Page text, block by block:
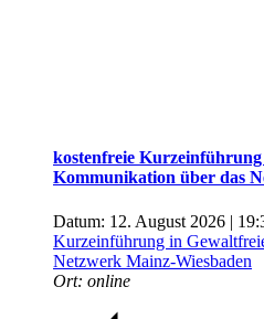
kostenfreie
Kommunikation über das
Datum: 12. August 2026 |
Kurzeinführung in
Netzwerk Mainz-Wiesbaden
Ort: online